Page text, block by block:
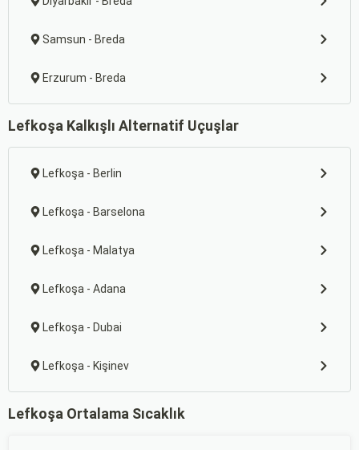
Samsun - Breda
Erzurum - Breda
Lefkoşa Kalkışlı Alternatif Uçuşlar
Lefkoşa - Berlin
Lefkoşa - Barselona
Lefkoşa - Malatya
Lefkoşa - Adana
Lefkoşa - Dubai
Lefkoşa - Kişinev
Lefkoşa Ortalama Sıcaklık